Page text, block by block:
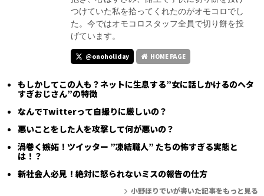
つけていた私を拾ってくれたのがオモコロでし
た。今ではオモコロスタッフ全員で切り餅を投
げています。
@onoholiday HOME PAGE
もしかしてこの人も？ネットに生息する”女に話しかけるのヘタ
すぎおじさん”の特徴
なんでTwitterって自撮りに厳しいの？
悪いことをした人を攻撃して何が悪いの？
渦巻く嫉妬！ツイッター ”凍結職人” たちの怖すぎる実態と
は！？
新社会人必見！絶対に怒られないミスの報告の仕方
小野ほりでいが書いた記事をもっと見る